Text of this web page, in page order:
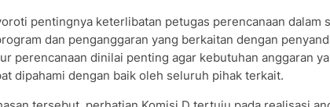
pentingnya keterlibatan petugas perencanaan dalam
dan penganggaran yang berkaitan dengan
perencanaan dinilai penting agar kebutuhan anggaran
dipahami dengan baik oleh seluruh pihak terkait.